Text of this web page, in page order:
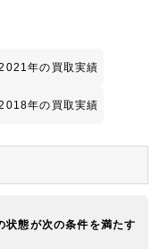
年の買取実績
年の買取実績
状態が次の条件を満たす